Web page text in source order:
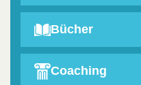
Bücher
Coaching